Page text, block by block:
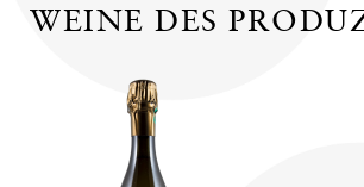
WEINE DES